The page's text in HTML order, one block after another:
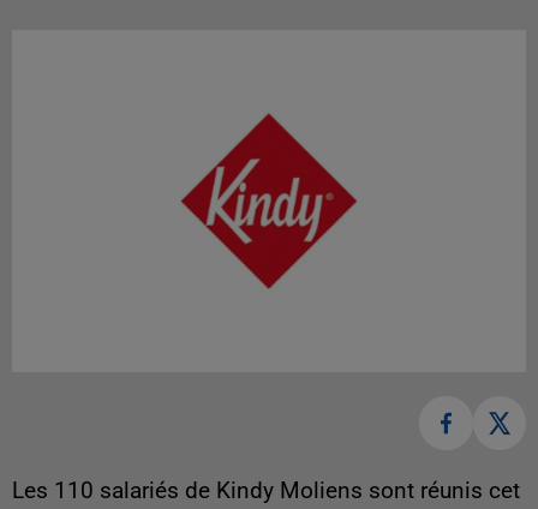
Les 110 salariés de Kindy Moliens sont réunis cet